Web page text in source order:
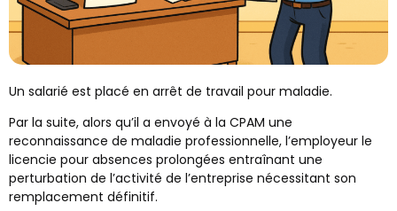
Un salarié est placé en arrêt de travail pour maladie.
Par la suite, alors qu’il a envoyé à la CPAM une
reconnaissance de maladie professionnelle, l’employeur le
licencie pour absences prolongées entraînant une
perturbation de l’activité de l’entreprise nécessitant son
remplacement définitif.